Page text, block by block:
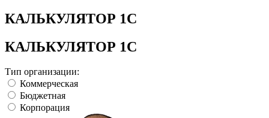
КАЛЬКУЛЯТОР 1С
КАЛЬКУЛЯТОР 1С
Тип организации:
Коммерческая
Бюджетная
Корпорация